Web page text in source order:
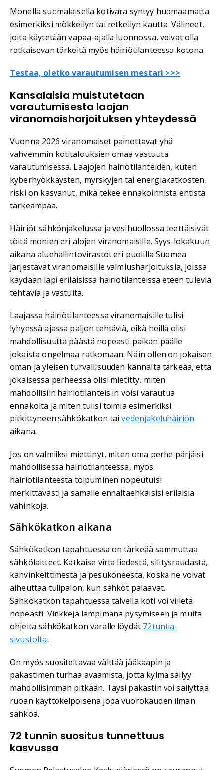
Monella suomalaisella kotivara syntyy huomaamatta
esimerkiksi mökkeilyn tai retkeilyn kautta. Välineet,
joita käytetään vapaa-ajalla luonnossa, voivat olla
ratkaisevan tärkeitä myös häiriötilanteessa kotona.
Testaa, oletko varautumisen mestari >>>
Kansalaisia muistutetaan
varautumisesta laajan
viranomaisharjoituksen yhteydessä
Vuonna 2026 viranomaiset painottavat yhä
vahvemmin kotitalouksien omaa vastuuta
varautumisessa. Laajojen häiriötilanteiden, kuten
kyberhyökkäysten, myrskyjen tai energiakatkosten,
riski on kasvanut, mikä tekee ennakoinnista entistä
tärkeämpää.
Häiriöt sähkönjakelussa ja vesihuollossa teettäisivät
töitä monien eri alojen viranomaisille. Syys-lokakuun
aikana aluehallintovirastot eri puolilla Suomea
järjestävät viranomaisille valmiusharjoituksia, joissa
käydään läpi erilaisissa häiriötilanteissa eteen tulevia
tehtäviä ja vastuita.
Laajassa häiriötilanteessa viranomaisille tulisi
lyhyessä ajassa paljon tehtäviä, eikä heillä olisi
mahdollisuutta päästä nopeasti paikan päälle
jokaista ongelmaa ratkomaan. Näin ollen on jokaisen
oman ja yleisen turvallisuuden kannalta tärkeää, että
jokaisessa perheessä olisi mietitty, miten
mahdollisiin häiriötilanteisiin voisi varautua
ennakolta ja miten tulisi toimia esimerkiksi
pitkittyneen sähkökatkon taivedenjakeluhäiriön
aikana.
Jos on valmiiksi miettinyt, miten oma perhe pärjäisi
mahdollisessa häiriötilanteessa, myös
häiriötilanteesta toipuminen nopeutuisi
merkittävästi ja samalle ennaltaehkäisisi erilaisia
vahinkoja.
Sähkökatkon aikana
Sähkökatkon tapahtuessa on tärkeää sammuttaa
sähkölaitteet. Katkaise virta liedestä, silitysraudasta,
kahvinkeittimestä ja pesukoneesta, koska ne voivat
aiheuttaa tulipalon, kun sähköt palaavat.
Sähkökatkon tapahtuessa talvella koti voi viiletä
nopeasti. Vinkkejä lämpimänä pysymiseen ja muita
ohjeita sähkökatkon varalle löydät 72tuntia-
sivustolta.
On myös suositeltavaa välttää jääkaapin ja
pakastimen turhaa avaamista, jotta kylmä säilyy
mahdollisimman pitkään. Täysi pakastin voi säilyttää
ruoan käyttökelpoisena jopa vuorokauden ilman
sähköä.
72 tunnin suositus tunnettuus
kasvussa